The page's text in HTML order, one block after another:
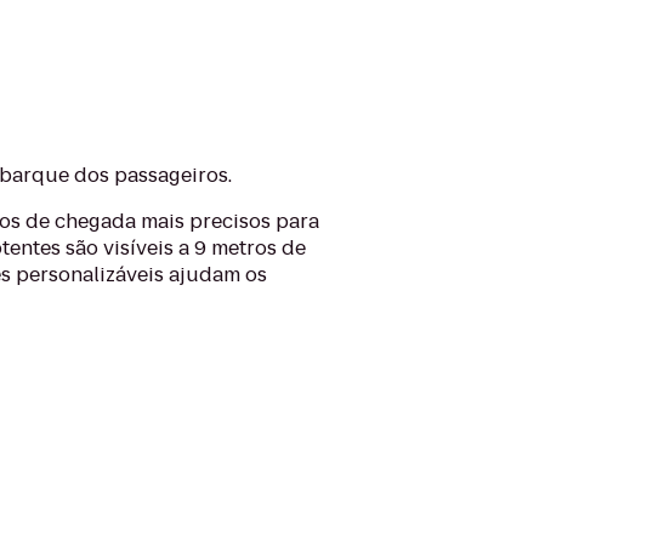
dos passageiros.
de chegada mais precisos para
são visíveis a 9 metros de
personalizáveis ajudam os